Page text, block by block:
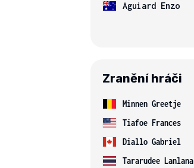
Aguiard Enzo
Zranění hráči
Minnen Greetje
Tiafoe Frances
Diallo Gabriel
Tararudee Lanlana